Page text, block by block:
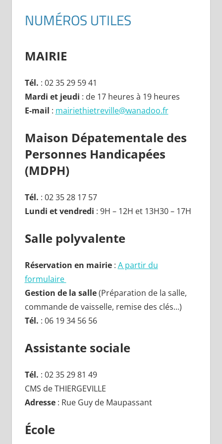
NUMÉROS UTILES
MAIRIE
Tél. : 02 35 29 59 41
Mardi et jeudi : de 17 heures à 19 heures
E-mail : mairiethietreville@wanadoo.fr
Maison Dépatementale des
Personnes Handicapées
(MDPH)
Tél. : 02 35 28 17 57
Lundi et vendredi : 9H – 12H et 13H30 – 17H
Salle polyvalente
Réservation en mairie: A partir du
formulaire
Gestion de la salle(Préparation de la salle,
commande de vaisselle, remise des clés…)
Tél. : 06 19 34 56 56
Assistante sociale
Tél. : 02 35 29 81 49
CMS de THIERGEVILLE
Adresse: Rue Guy de Maupassant
École